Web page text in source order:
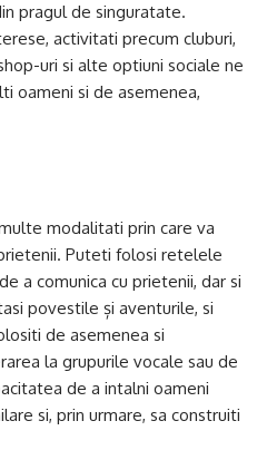
pragul de singuratate.
activitati precum cluburi,
uri si alte optiuni sociale ne
oameni si de asemenea,
modalitati prin care va
Puteti folosi retelele
a comunica cu prietenii, dar si
povestile și aventurile, si
de asemenea si
la grupurile vocale sau de
de a intalni oameni
si, prin urmare, sa construiti